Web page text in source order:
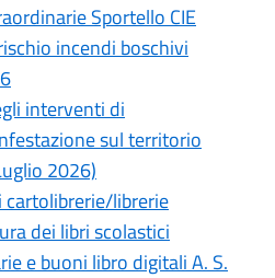
Sportello CIE
incendi boschivi
interventi di
sul territorio
2026)
cartolibrerie/librerie
dei libri scolastici
e buoni libro digitali A. S.